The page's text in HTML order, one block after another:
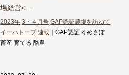
場経営<…
2023年 3・４月号 GAP認証農場を訪ねて
イーハトーブ 連載 ｜GAP認証 ゆめさぽ
畜産 育てる 酪農